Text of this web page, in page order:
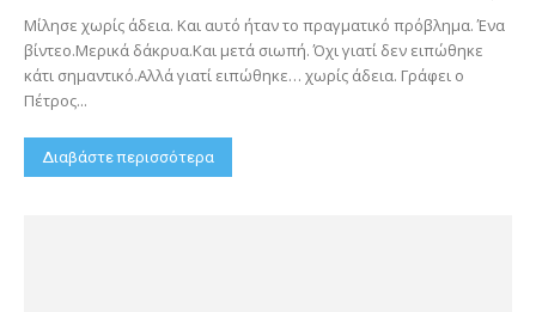
Μίλησε χωρίς άδεια. Και αυτό ήταν το πραγματικό πρόβλημα. Ένα
βίντεο.Μερικά δάκρυα.Και μετά σιωπή. Όχι γιατί δεν ειπώθηκε
κάτι σημαντικό.Αλλά γιατί ειπώθηκε… χωρίς άδεια. Γράφει ο
Πέτρος...
Διαβάστε περισσότερα